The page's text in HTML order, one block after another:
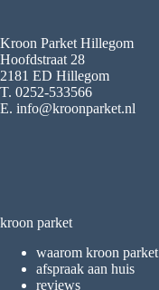
Kroon Parket Hillegom
Hoofdstraat 28
2181 ED Hillegom
T. 0252-533566
E. info@kroonparket.nl
kroon parket
waarom kroon parket
afspraak aan huis
reviews